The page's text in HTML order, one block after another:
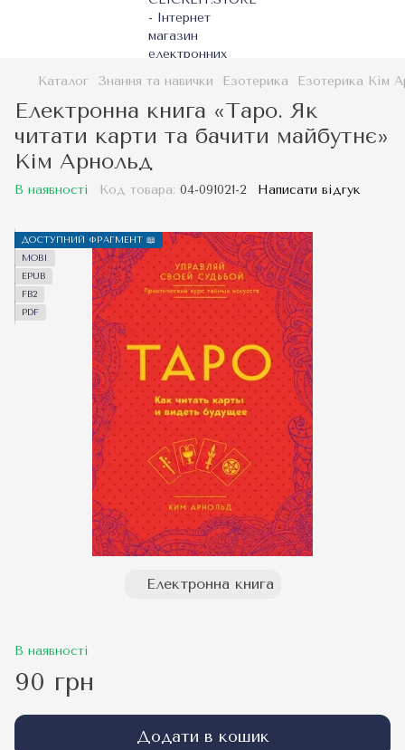
Каталог Знання та навички Езотерика Езотерика Кім
Електронна книга «Таро. Як
читати карти та бачити майбутнє»
Кім Арнольд
В наявності Код товара: 04-091021-2 Написати відгук
ДОСТУПНИЙ ФРАГМЕНТ 📖
MOBI
EPUB
FB2
PDF
Електронна книга
В наявності
90 грн
Додати в кошик